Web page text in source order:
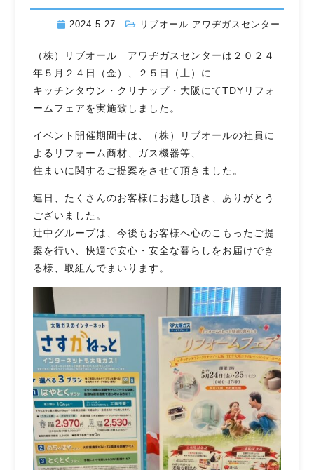
2024.5.27 リブオール アワヂガスセンター
（株）リブオール アワヂガスセンターは２０２４
年５月２４日（金）、２５日（土）に
キッチンタウン・クリナップ・大阪にてTDYリフォ
ームフェアを実施致しました。
イベント開催期間中は、（株）リブオールの社員に
よるリフォーム商材、ガス機器等、
住まいに関するご提案をさせて頂きました。
連日、たくさんのお客様にお越し頂き、ありがとう
ございました。
辻󠄀中グループは、今後もお客様へ心のこもったご提
案を行い、快適で安心・安全な暮らしをお届けでき
る様、取組んでまいります。